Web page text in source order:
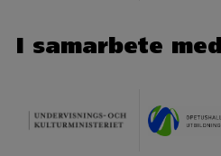
I samarbete